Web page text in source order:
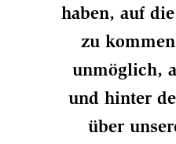
haben, auf
zu
unmöglich,
und hinter
über